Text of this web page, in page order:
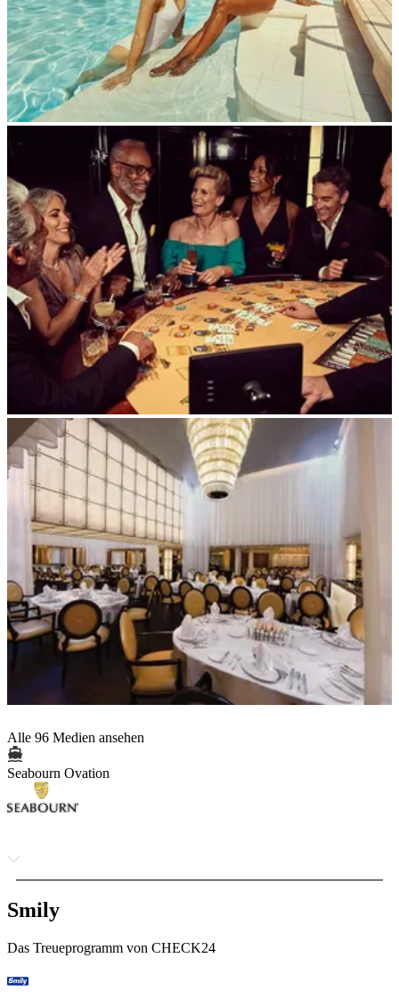
Alle 96 Medien ansehen
Seabourn Ovation
Smily
Das Treueprogramm von CHECK24